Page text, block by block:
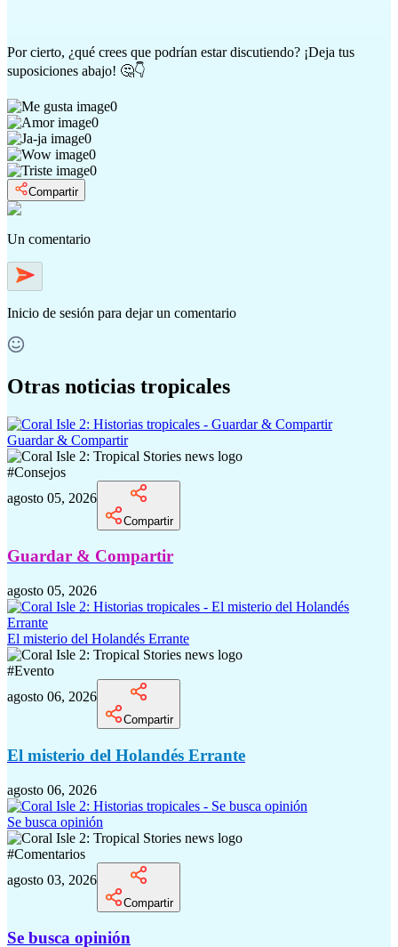
Por cierto, ¿qué crees que podrían estar discutiendo? ¡Deja tus
suposiciones abajo! 🤔👇
0
0
0
0
0
Compartir
Un comentario
Inicio de sesión para dejar un comentario
Otras noticias tropicales
Guardar & Compartir
#Consejos
agosto 05, 2026
Compartir
Guardar & Compartir
agosto 05, 2026
El misterio del Holandés Errante
#Evento
agosto 06, 2026
Compartir
El misterio del Holandés Errante
agosto 06, 2026
Se busca opinión
#Comentarios
agosto 03, 2026
Compartir
Se busca opinión